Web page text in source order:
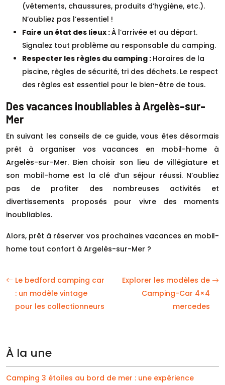
(vêtements, chaussures, produits d’hygiène, etc.).
N’oubliez pas l’essentiel !
Faire un état des lieux :À l’arrivée et au départ.
Signalez tout problème au responsable du camping.
Respecter les règles du camping : Horaires de la
piscine, règles de sécurité, tri des déchets. Le respect
des règles est essentiel pour le bien-être de tous.
Des vacances inoubliables à Argelès-sur-
Mer
En suivant les conseils de ce guide, vous êtes désormais
prêt à organiser vos vacances en mobil-home à
Argelès-sur-Mer. Bien choisir son lieu de villégiature et
son mobil-home est la clé d’un séjour réussi. N’oubliez
pas de profiter des nombreuses activités et
divertissements proposés pour vivre des moments
inoubliables.
Alors, prêt à réserver vos prochaines vacances en mobil-
home tout confort à Argelès-sur-Mer ?
Le bedford camping car
: un modèle vintage
pour les collectionneurs
Explorer les modèles de
Camping-Car 4×4
mercedes
À la une
Camping 3 étoiles au bord de mer : une expérience